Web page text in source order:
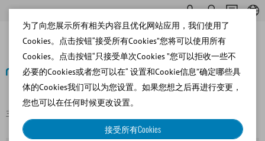
主页
返回
为了向您展示所有相关内容且优化网站应用，我们使用了
Cookies。点击按钮“接受所有Cookies”您将可以使用所有
Cookies。点击按钮“只接受单次Cookies ”您可以拒收一些不
必要的Cookies或者您可以在“ 设置和Cookie信息”确定哪些具
体的Cookies我们可以为您设置。如果您想之后再进行变更，
您也可以在任何时候更改设置。
接受所有Cookies